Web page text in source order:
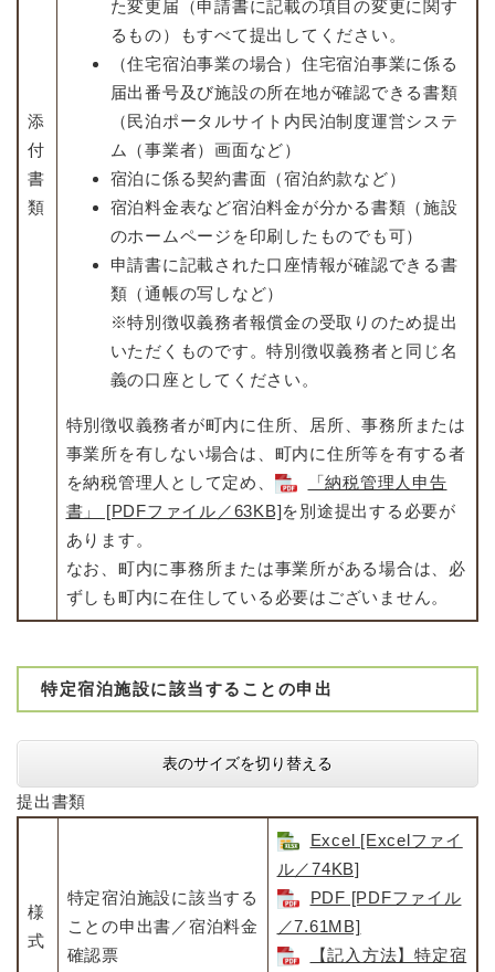
添
付
書
類
た変更届（申請書に記載の項目の変更に関す
るもの）もすべて提出してください。
（住宅宿泊事業の場合）住宅宿泊事業に係る
届出番号及び施設の所在地が確認できる書類
（民泊ポータルサイト内民泊制度運営システ
ム（事業者）画面など）
宿泊に係る契約書面（宿泊約款など）
宿泊料金表など宿泊料金が分かる書類（施設
のホームページを印刷したものでも可）
申請書に記載された口座情報が確認できる書
類（通帳の写しなど）
※特別徴収義務者報償金の受取りのため提出
いただくものです。特別徴収義務者と同じ名
義の口座としてください。
特別徴収義務者が町内に住所、居所、事務所または
事業所を有しない場合は、町内に住所等を有する者
を納税管理人として定め、
「納税管理人申告
書」 [PDFファイル／63KB]を別途提出する必要が
あります。
​なお、町内に事務所または事業所がある場合は、必
ずしも町内に在住している必要はございません。
特定宿泊施設に該当することの申出
表のサイズを切り替える
提出書類
様
式
特定宿泊施設に該当する
ことの申出書／宿泊料金
確認票
Excel [Excelファイ
ル／74KB]
PDF [PDFファイル
／7.61MB]
【記入方法】特定宿